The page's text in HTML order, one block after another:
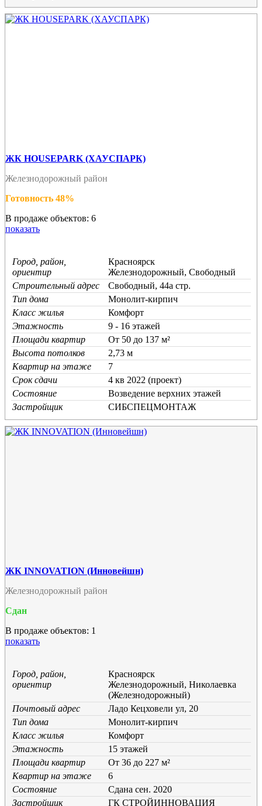
ЖК HOUSEPARK (ХАУСПАРК)
Железнодорожный район
Готовность 48%
В продаже объектов: 6
показать
Город, район,
ориентир
Красноярск
Железнодорожный, Свободный
Строительный адрес
Свободный, 44а стр.
Тип дома
Монолит-кирпич
Класс жилья
Комфорт
Этажность
9 - 16 этажей
Площади квартир
От 50 до 137 м²
Высота потолков
2,73 м
Квартир на этаже
7
Срок сдачи
4 кв 2022 (проект)
Состояние
Возведение верхних этажей
Застройщик
СИБСПЕЦМОНТАЖ
ЖК INNOVATION (Инновейшн)
Железнодорожный район
Сдан
В продаже объектов: 1
показать
Город, район,
ориентир
Красноярск
Железнодорожный, Николаевка
(Железнодорожный)
Почтовый адрес
Ладо Кецховели ул, 20
Тип дома
Монолит-кирпич
Класс жилья
Комфорт
Этажность
15 этажей
Площади квартир
От 36 до 227 м²
Квартир на этаже
6
Состояние
Cдана сен. 2020
Застройщик
ГК СТРОЙИННОВАЦИЯ